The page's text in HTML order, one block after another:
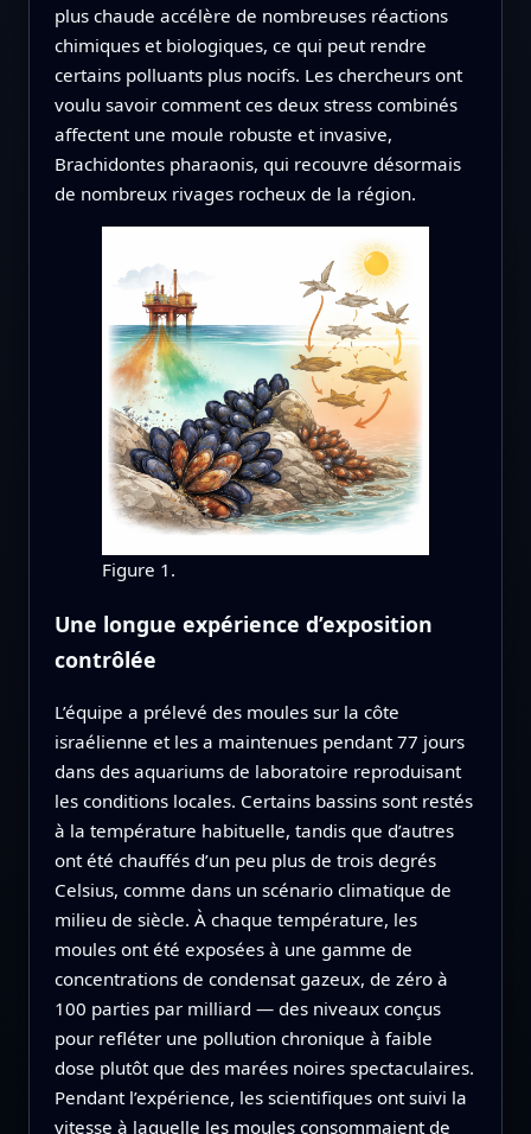
plus chaude accélère de nombreuses réactions
chimiques et biologiques, ce qui peut rendre
certains polluants plus nocifs. Les chercheurs ont
voulu savoir comment ces deux stress combinés
affectent une moule robuste et invasive,
Brachidontes pharaonis, qui recouvre désormais
de nombreux rivages rocheux de la région.
Figure 1.
Une longue expérience d’exposition
contrôlée
L’équipe a prélevé des moules sur la côte
israélienne et les a maintenues pendant 77 jours
dans des aquariums de laboratoire reproduisant
les conditions locales. Certains bassins sont restés
à la température habituelle, tandis que d’autres
ont été chauffés d’un peu plus de trois degrés
Celsius, comme dans un scénario climatique de
milieu de siècle. À chaque température, les
moules ont été exposées à une gamme de
concentrations de condensat gazeux, de zéro à
100 parties par milliard — des niveaux conçus
pour refléter une pollution chronique à faible
dose plutôt que des marées noires spectaculaires.
Pendant l’expérience, les scientifiques ont suivi la
vitesse à laquelle les moules consommaient de